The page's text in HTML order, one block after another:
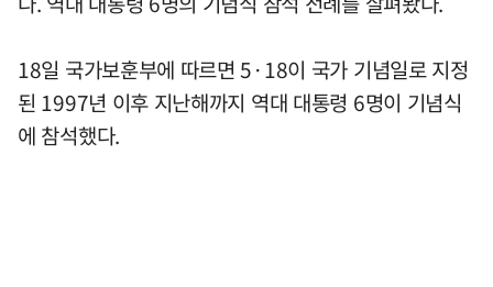
18일 국가보훈부에 따르면 5·18이 국가 기념일로 지정
된 1997년 이후 지난해까지 역대 대통령 6명이 기념식
에 참석했다.